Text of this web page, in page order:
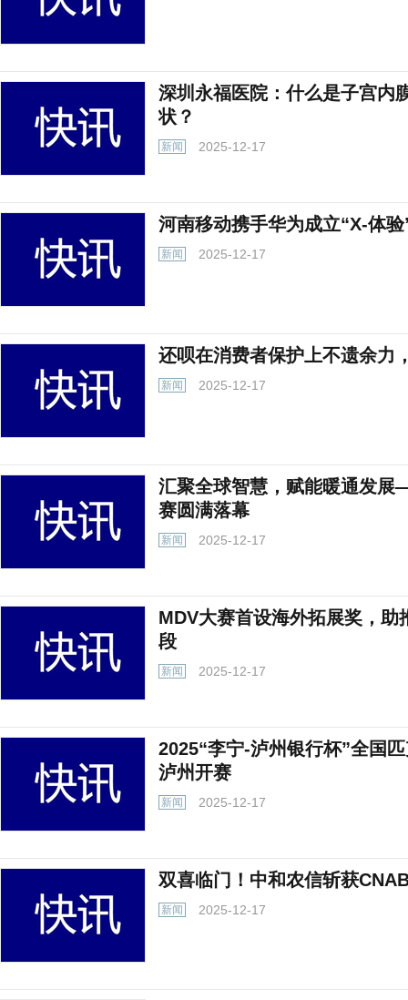
深圳永福医院：什么是子宫内
状？
新闻 2025-12-17
河南移动携手华为成立“X-体
新闻 2025-12-17
还呗在消费者保护上不遗余力
新闻 2025-12-17
汇聚全球智慧，赋能暖通发
赛圆满落幕
新闻 2025-12-17
MDV大赛首设海外拓展奖，助
段
新闻 2025-12-17
2025“李宁-泸州银行杯”全国
泸州开赛
新闻 2025-12-17
双喜临门！中和农信斩获
新闻 2025-12-17